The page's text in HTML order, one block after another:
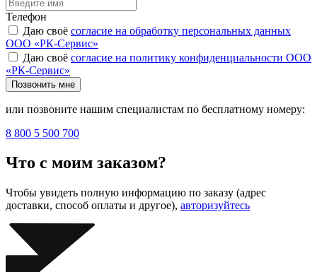
Телефон
Даю своё согласие на обработку персональных данных
ООО «РК-Сервис»
Даю своё согласие на политику конфиденциальности ООО
«РК-Сервис»
Позвонить мне
или позвоните нашим специалистам по бесплатному номеру:
8 800 5 500 700
Что с моим заказом?
Чтобы увидеть полную информацию по заказу (адрес
доставки, способ оплаты и другое), авторизуйтесь